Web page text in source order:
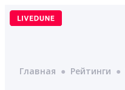
Перейти
Главная ● Рейтинги ●